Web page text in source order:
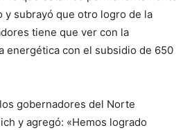
y subrayó que otro logro de la
tiene que ver con la
energética con el subsidio de 650
gobernadores del Norte
y agregó: «Hemos logrado